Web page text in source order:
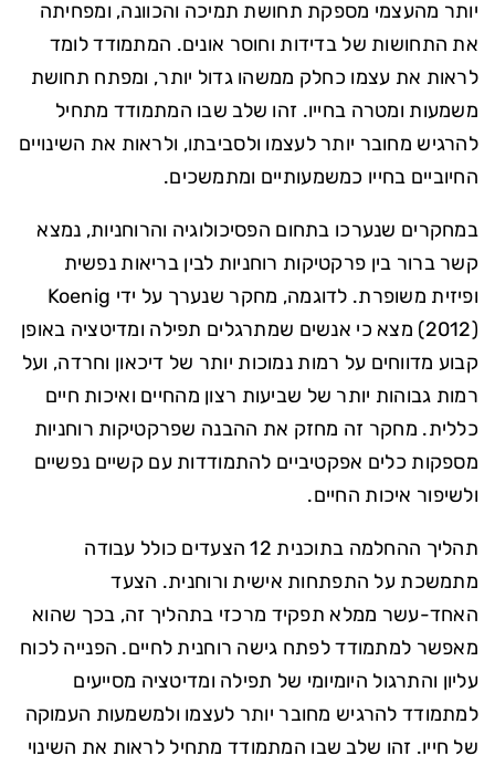
יותר מהעצמי מספקת תחושת תמיכה והכוונה, ומפחיתה
את התחושות של בדידות וחוסר אונים. המתמודד לומד
לראות את עצמו כחלק ממשהו גדול יותר, ומפתח תחושת
משמעות ומטרה בחייו. זהו שלב שבו המתמודד מתחיל
להרגיש מחובר יותר לעצמו ולסביבתו, ולראות את השינויים
החיוביים בחייו כמשמעותיים ומתמשכים.
במחקרים שנערכו בתחום הפסיכולוגיה והרוחניות, נמצא
קשר ברור בין פרקטיקות רוחניות לבין בריאות נפשית
ופיזית משופרת. לדוגמה, מחקר שנערך על ידי Koenig
(2012) מצא כי אנשים שמתרגלים תפילה ומדיטציה באופן
קבוע מדווחים על רמות נמוכות יותר של דיכאון וחרדה, ועל
רמות גבוהות יותר של שביעות רצון מהחיים ואיכות חיים
כללית. מחקר זה מחזק את ההבנה שפרקטיקות רוחניות
מספקות כלים אפקטיביים להתמודדות עם קשיים נפשיים
ולשיפור איכות החיים.
תהליך ההחלמה בתוכנית 12 הצעדים כולל עבודה
מתמשכת על התפתחות אישית ורוחנית. הצעד
האחד-עשר ממלא תפקיד מרכזי בתהליך זה, בכך שהוא
מאפשר למתמודד לפתח גישה רוחנית לחיים. הפנייה לכוח
עליון והתרגול היומיומי של תפילה ומדיטציה מסייעים
למתמודד להרגיש מחובר יותר לעצמו ולמשמעות העמוקה
של חייו. זהו שלב שבו המתמודד מתחיל לראות את השינוי